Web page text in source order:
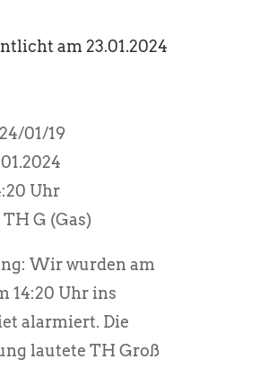
am 23.01.2024
01/19
Uhr
G (Gas)
Wir wurden am
14:20 Uhr ins
alarmiert. Die
lautete TH Groß